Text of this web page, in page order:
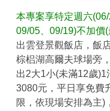
本專案享特定週六
09/05、09/19)不加價(
出雲登景觀飯店，飯
棕梠湖高爾夫球場旁
出2大1小(未滿12歲
3080元，平日享免費
限，依現場安排為主)